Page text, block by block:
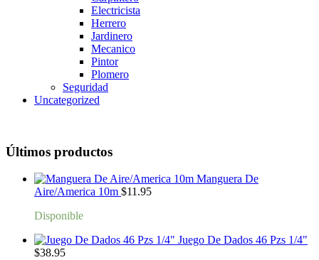
Electricista
Herrero
Jardinero
Mecanico
Pintor
Plomero
Seguridad
Uncategorized
Últimos productos
Manguera De
Aire/America 10m $11.95
Disponible
Juego De Dados 46 Pzs 1/4"
$38.95